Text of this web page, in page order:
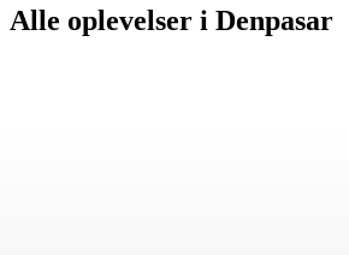
Alle oplevelser i Denpasar